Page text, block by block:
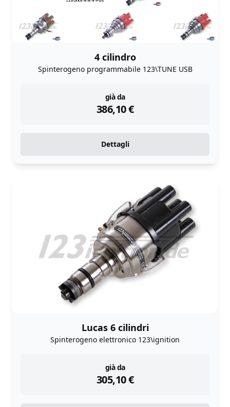
4 cilindro
Spinterogeno programmabile 123\TUNE USB
già da
386,10€
instock
Dettagli
Lucas 6 cilindri
Spinterogeno elettronico 123\ignition
già da
305,10€
instock